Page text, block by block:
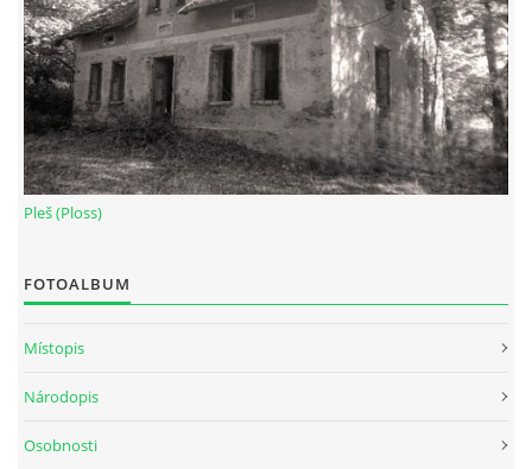
Pleš (Ploss)
FOTOALBUM
Místopis
Národopis
Osobnosti